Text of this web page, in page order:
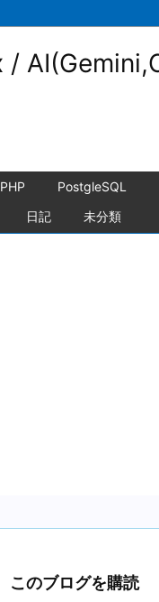
PHP PostgleSQL
日記 未分類
このブログを購読